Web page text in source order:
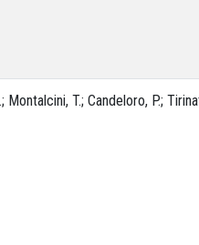
T.; Candeloro, P.;